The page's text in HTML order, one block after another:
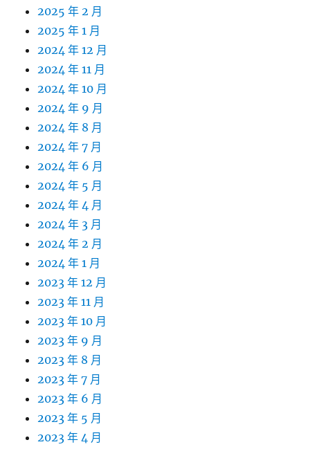
2025 年 2 月
2025 年 1 月
2024 年 12 月
2024 年 11 月
2024 年 10 月
2024 年 9 月
2024 年 8 月
2024 年 7 月
2024 年 6 月
2024 年 5 月
2024 年 4 月
2024 年 3 月
2024 年 2 月
2024 年 1 月
2023 年 12 月
2023 年 11 月
2023 年 10 月
2023 年 9 月
2023 年 8 月
2023 年 7 月
2023 年 6 月
2023 年 5 月
2023 年 4 月